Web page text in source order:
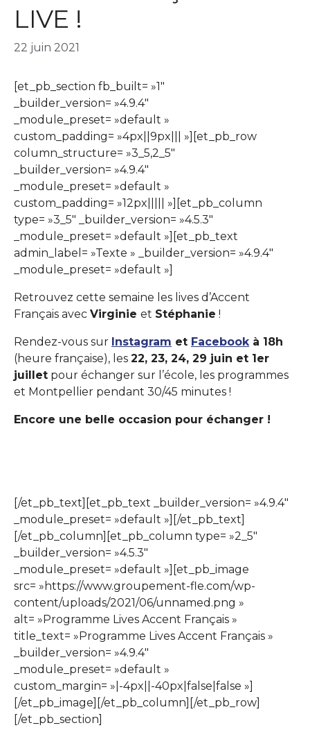
LIVE !
22 juin 2021
[et_pb_section fb_built= »1″
_builder_version= »4.9.4″
_module_preset= »default »
custom_padding= »4px||9px||| »][et_pb_row
column_structure= »3_5,2_5″
_builder_version= »4.9.4″
_module_preset= »default »
custom_padding= »12px||||| »][et_pb_column
type= »3_5″ _builder_version= »4.5.3″
_module_preset= »default »][et_pb_text
admin_label= »Texte » _builder_version= »4.9.4″
_module_preset= »default »]
Retrouvez cette semaine les lives d’Accent
Français avec Virginie et Stéphanie !
Rendez-vous sur Instagram et Facebook à 18h
(heure française), les 22, 23, 24, 29 juin et 1er
juillet pour échanger sur l’école, les programmes
et Montpellier pendant 30/45 minutes !
Encore une belle occasion pour échanger !
[/et_pb_text][et_pb_text _builder_version= »4.9.4″
_module_preset= »default »][/et_pb_text]
[/et_pb_column][et_pb_column type= »2_5″
_builder_version= »4.5.3″
_module_preset= »default »][et_pb_image
src= »https://www.groupement-fle.com/wp-
content/uploads/2021/06/unnamed.png »
alt= »Programme Lives Accent Français »
title_text= »Programme Lives Accent Français »
_builder_version= »4.9.4″
_module_preset= »default »
custom_margin= »|-4px||-40px|false|false »]
[/et_pb_image][/et_pb_column][/et_pb_row]
[/et_pb_section]